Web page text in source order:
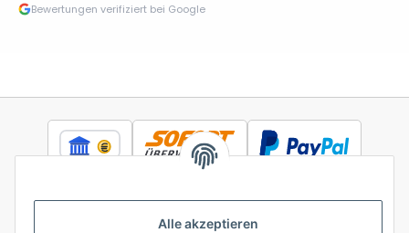
Alle akzeptieren
Bewertungen verifiziert bei Google